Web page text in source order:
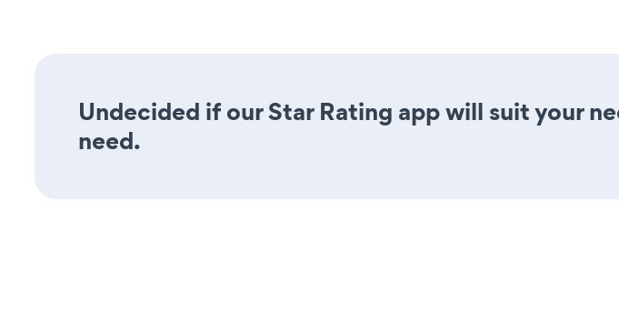
Undecided if our Star Rating app will suit your
need.